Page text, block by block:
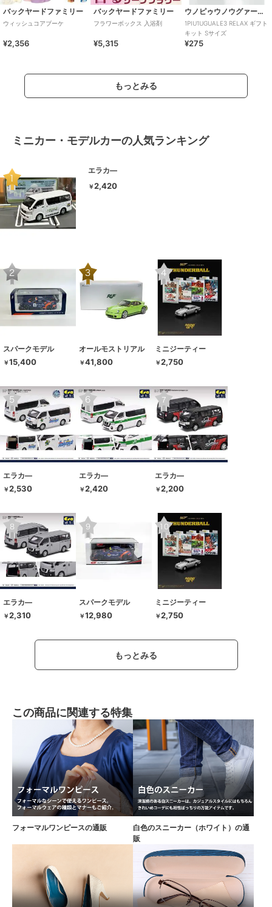
バックヤードファミリー
ウィッシュコアブーケ
¥2,356
バックヤードファミリー
フラワーボックス 入浴剤
¥5,315
ウノピゥウノウグァーレトレ リラックス
1PIU1UGUALE3 RELAX ギフト
キット Sサイズ
¥275
もっとみる
ミニカー・モデルカーの人気ランキング
エラカ―
￥2,420
スパークモデル
￥15,400
オールモストリアル
￥41,800
ミニジーティー
￥2,750
エラカ―
￥2,530
エラカ―
￥2,420
エラカ―
￥2,200
エラカ―
￥2,310
スパークモデル
￥12,980
ミニジーティー
￥2,750
もっとみる
この商品に関連する特集
フォーマルワンピースの通販
白色のスニーカー（ホワイト）の通
販